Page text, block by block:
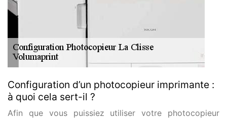
Configuration d’un photocopieur imprimante :
à quoi cela sert-il ?
Afin que vous puissiez utiliser votre photocopieur